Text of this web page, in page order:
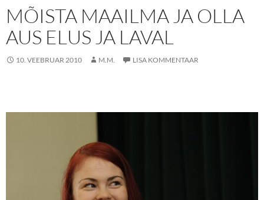
MÕISTA MAAILMA JA OLLA
AUS ELUS JA LAVAL
10. VEEBRUAR 2010 M.M. LISA KOMMENTAAR